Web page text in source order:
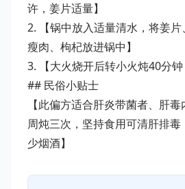
许，姜片适量】
2. 【锅中放入适量清水，将姜片
瘦肉、枸杞放进锅中】
3. 【大火烧开后转小火炖40分钟
## 民俗小贴士
【此偏方适合肝炎带菌者、肝
周炖三次，坚持食用可清肝排
少烟酒】